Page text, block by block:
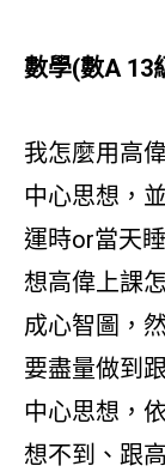
數學(數A 13
我怎麼用高
中心思想，
運時or當天
想高偉上課
成心智圖，
要盡量做到
中心思想，
想不到、跟